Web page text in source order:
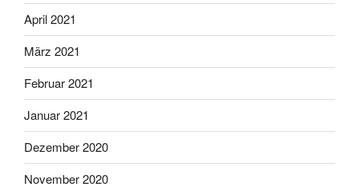
April 2021
März 2021
Februar 2021
Januar 2021
Dezember 2020
November 2020